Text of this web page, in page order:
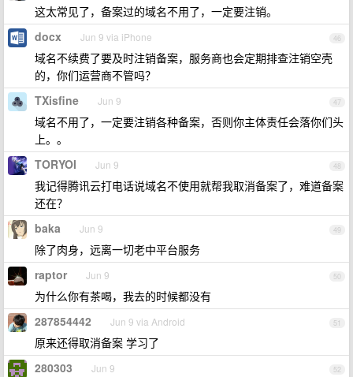
这太常见了，备案过的域名不用了，一定要注销。
46
docx Jun 9 via iPhone
域名不续费了要及时注销备案，服务商也会定期排查注销空壳
的，你们运营商不管吗？
47
TXisfine Jun 9
域名不用了，一定要注销各种备案，否则你主体责任会落你们头
上。。
48
TORYOI Jun 9
我记得腾讯云打电话说域名不使用就帮我取消备案了，难道备案
还在？
49
baka Jun 9
除了肉身，远离一切老中平台服务
50
raptor Jun 9
为什么你有茶喝，我去的时候都没有
51
287854442 Jun 9 via Android
原来还得取消备案 学习了
52
280303 Jun 9